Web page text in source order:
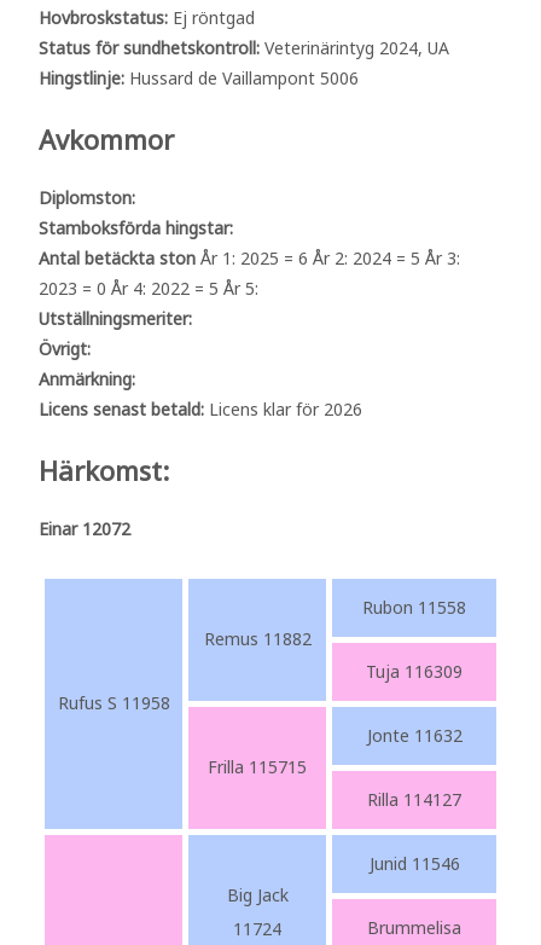
Hovbroskstatus: Ej röntgad
Status för sundhetskontroll: Veterinärintyg 2024, UA
Hingstlinje: Hussard de Vaillampont 5006
Avkommor
Diplomston:
Stamboksförda hingstar:
Antal betäckta ston År 1: 2025 = 6 År 2: 2024 = 5 År 3:
2023 = 0 År 4: 2022 = 5 År 5:
Utställningsmeriter:
Övrigt:
Anmärkning:
Licens senast betald: Licens klar för 2026
Härkomst:
Einar 12072
Rufus S 11958
Remus 11882
Rubon 11558
Tuja 116309
Frilla 115715
Jonte 11632
Rilla 114127
Big Jack
11724
Junid 11546
Brummelisa